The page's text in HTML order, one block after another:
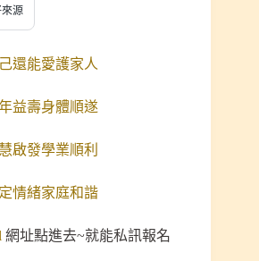
來源
還能愛護家人
益壽身體順遂
啟發學業順利
情緒家庭和諧
網址點進去~就能私訊報名